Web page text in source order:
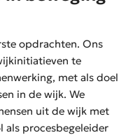
opdrachten. Ons
te
met als doel
in de wijk. We
uit de wijk met
als procesbegeleider